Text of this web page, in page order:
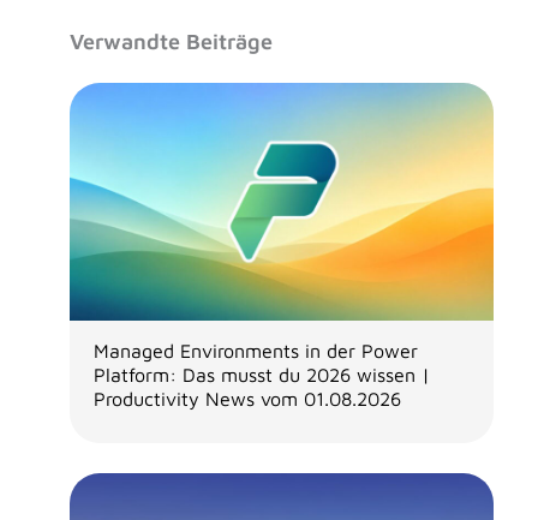
Verwandte Beiträge
Managed Environments in der Power
Platform: Das musst du 2026 wissen |
Productivity News vom 01.08.2026